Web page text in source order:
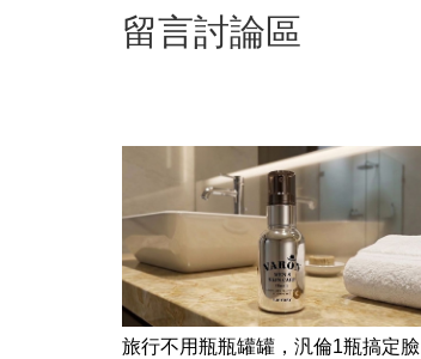
留言討論區
旅行不用瓶瓶罐罐，汎倫1瓶搞定臉